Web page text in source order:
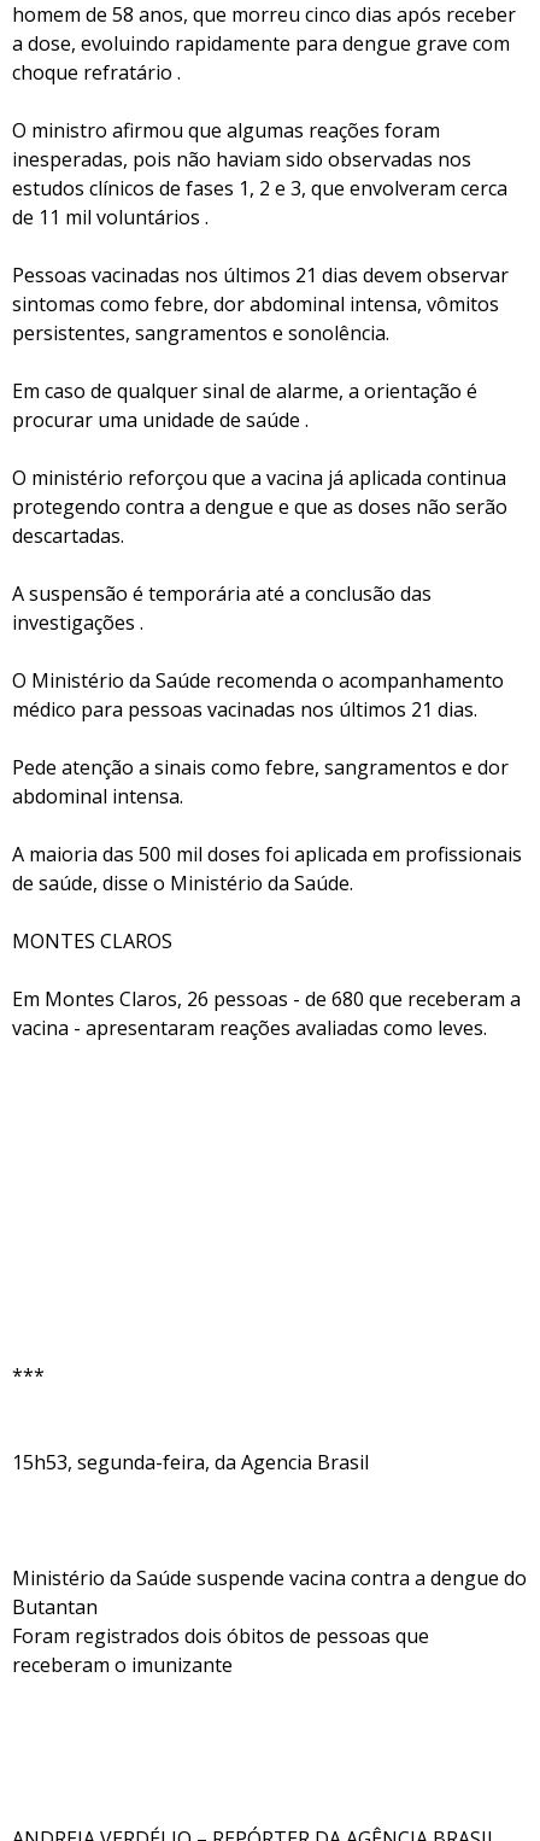
homem de 58 anos, que morreu cinco dias após receber
a dose, evoluindo rapidamente para dengue grave com
choque refratário .
O ministro afirmou que algumas reações foram
inesperadas, pois não haviam sido observadas nos
estudos clínicos de fases 1, 2 e 3, que envolveram cerca
de 11 mil voluntários .
Pessoas vacinadas nos últimos 21 dias devem observar
sintomas como febre, dor abdominal intensa, vômitos
persistentes, sangramentos e sonolência.
Em caso de qualquer sinal de alarme, a orientação é
procurar uma unidade de saúde .
O ministério reforçou que a vacina já aplicada continua
protegendo contra a dengue e que as doses não serão
descartadas.
A suspensão é temporária até a conclusão das
investigações .
O Ministério da Saúde recomenda o acompanhamento
médico para pessoas vacinadas nos últimos 21 dias.
Pede atenção a sinais como febre, sangramentos e dor
abdominal intensa.
A maioria das 500 mil doses foi aplicada em profissionais
de saúde, disse o Ministério da Saúde.
MONTES CLAROS
Em Montes Claros, 26 pessoas - de 680 que receberam a
vacina - apresentaram reações avaliadas como leves.
***
15h53, segunda-feira, da Agencia Brasil
Ministério da Saúde suspende vacina contra a dengue do
Butantan
Foram registrados dois óbitos de pessoas que
receberam o imunizante